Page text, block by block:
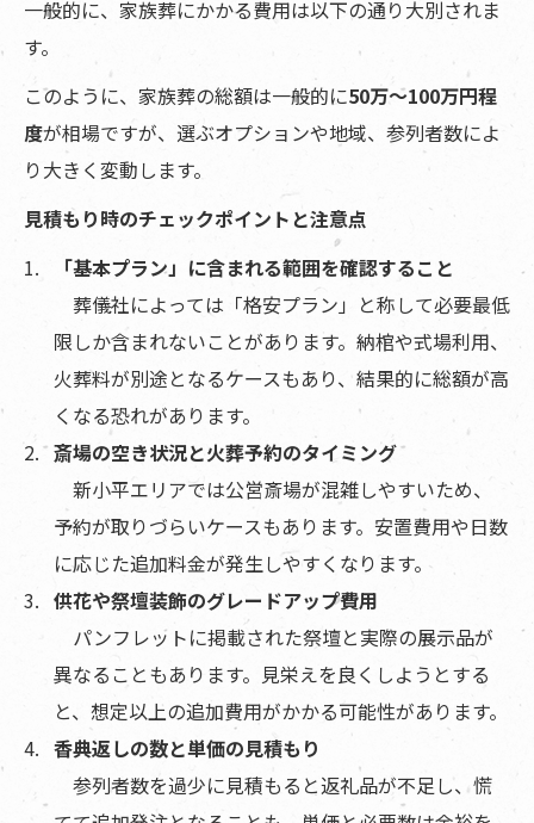
一般的に、家族葬にかかる費用は以下の通り大別されま
す。
このように、家族葬の総額は一般的に50万〜100万円程
度が相場ですが、選ぶオプションや地域、参列者数によ
り大きく変動します。
見積もり時のチェックポイントと注意点
「基本プラン」に含まれる範囲を確認すること
葬儀社によっては「格安プラン」と称して必要最低
限しか含まれないことがあります。納棺や式場利用、
火葬料が別途となるケースもあり、結果的に総額が高
くなる恐れがあります。
斎場の空き状況と火葬予約のタイミング
新小平エリアでは公営斎場が混雑しやすいため、
予約が取りづらいケースもあります。安置費用や日数
に応じた追加料金が発生しやすくなります。
供花や祭壇装飾のグレードアップ費用
パンフレットに掲載された祭壇と実際の展示品が
異なることもあります。見栄えを良くしようとする
と、想定以上の追加費用がかかる可能性があります。
香典返しの数と単価の見積もり
参列者数を過少に見積もると返礼品が不足し、慌